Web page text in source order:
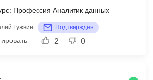
необходимых аналитику,
хочет развиваться. Курс
насыщенный, за время его
Профессия Аналитик данных
Гужвин Подтверждён
2 0